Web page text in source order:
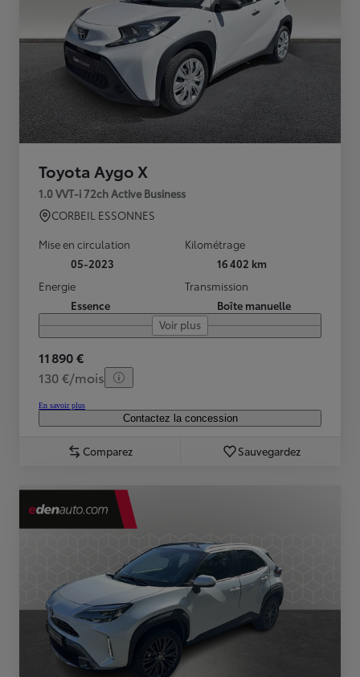
Toyota Aygo X
1.0 VVT-i 72ch Active Business
CORBEIL ESSONNES
Mise en circulation
05-2023
Kilométrage
16 402 km
Energie
Essence
Transmission
Boîte manuelle
Voir plus
11 890 €
130 €/mois
En savoir plus
Contactez la concession
Comparez Sauvegardez